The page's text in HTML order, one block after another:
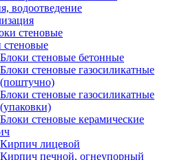
водоотведение
стеновые
стеновые
Блоки стеновые бетонные
Блоки стеновые газосиликатные
(поштучно)
Блоки стеновые газосиликатные
(упаковки)
Блоки стеновые керамические
Кирпич лицевой
Кирпич печной, огнеупорный